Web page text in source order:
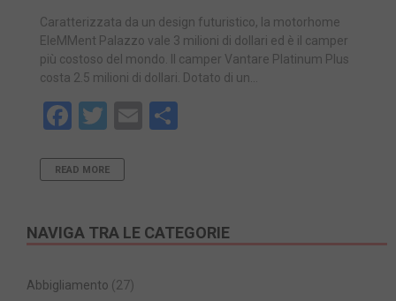
Caratterizzata da un design futuristico, la motorhome
EleMMent Palazzo vale 3 milioni di dollari ed è il camper
più costoso del mondo. Il camper Vantare Platinum Plus
costa 2.5 milioni di dollari. Dotato di un…
Facebook
Twitter
Email
READ MORE
NAVIGA TRA LE CATEGORIE
Abbigliamento (27)